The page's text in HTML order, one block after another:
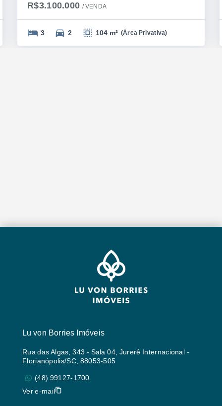
R$3.100.000 / VENDA
3 2 104 m² (Área Privativa)
Lu von Borries Imóveis
Rua das Algas, 343 - Sala 04, Jurerê Internacional -
Florianópolis/SC, 88053-505
(48) 99127-1700
Ver e-mail